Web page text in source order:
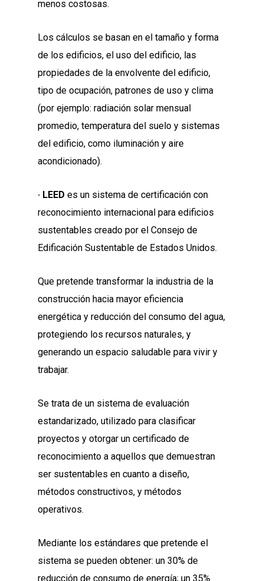
menos costosas.
Los cálculos se basan en el tamaño y forma
de los edificios, el uso del edificio, las
propiedades de la envolvente del edificio,
tipo de ocupación, patrones de uso y clima
(por ejemplo: radiación solar mensual
promedio, temperatura del suelo y sistemas
del edificio, como iluminación y aire
acondicionado).
· LEED es un sistema de certificación con
reconocimiento internacional para edificios
sustentables creado por el Consejo de
Edificación Sustentable de Estados Unidos.
Que pretende transformar la industria de la
construcción hacia mayor eficiencia
energética y reducción del consumo del agua,
protegiendo los recursos naturales, y
generando un espacio saludable para vivir y
trabajar.
Se trata de un sistema de evaluación
estandarizado, utilizado para clasificar
proyectos y otorgar un certificado de
reconocimiento a aquellos que demuestran
ser sustentables en cuanto a diseño,
métodos constructivos, y métodos
operativos.
Mediante los estándares que pretende el
sistema se pueden obtener: un 30% de
reducción de consumo de energía; un 35%